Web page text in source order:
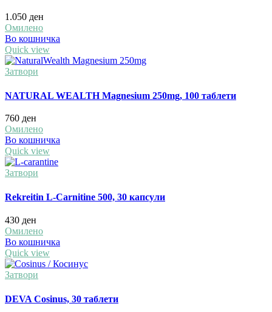
1.050 ден
Омилено
Во кошничка
Quick view
Затвори
NATURAL WEALTH Magnesium 250mg, 100 таблети
760 ден
Омилено
Во кошничка
Quick view
Затвори
Rekreitin L-Carnitine 500, 30 капсули
430 ден
Омилено
Во кошничка
Quick view
Затвори
DEVA Cosinus, 30 таблети